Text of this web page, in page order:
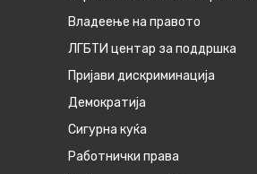
Владеење на правото
ЛГБТИ центар за поддршка
Пријави дискриминација
Демократија
Сигурна куќа
Работнички права